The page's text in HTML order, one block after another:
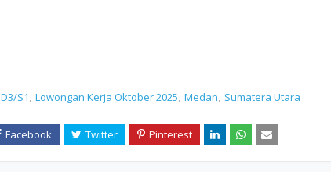
D3/S1 Lowongan Kerja Oktober 2025 Medan Sumatera Utara